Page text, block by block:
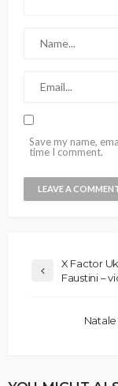
Save my name,
time I comment.
X Factor
Faustini –
Natale